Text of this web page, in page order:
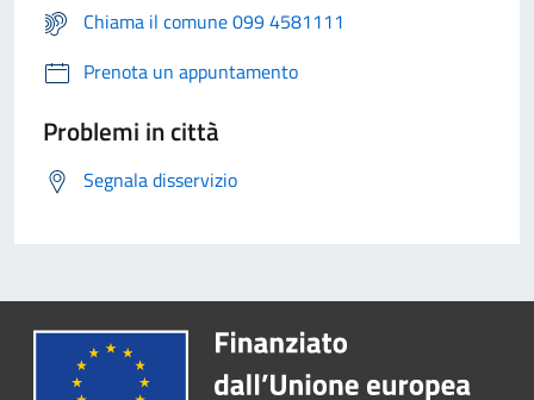
Chiama il comune 099 4581111
Prenota un appuntamento
Problemi in città
Segnala disservizio